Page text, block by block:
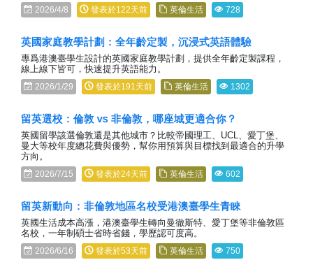
2026/4/8 發表於122天前 英倫生活 728
英國家庭教學計劃：全年齡定製，沉浸式英語體驗
專爲港澳臺學生設計的英國家庭教學計劃，提供全年齡定製課程，
線上線下皆可，快速提升英語能力。
2026/1/29 發表於191天前 英倫生活 1302
留英選校：倫敦 vs 非倫敦，哪座城更適合你？
英國留學該選倫敦還是其他城市？比較帝國理工、UCL、愛丁堡、
曼大等校年度總花費與優勢，幫你用預算與目標找到最適合的升學
方向。
2026/7/15 發表於24天前 英倫生活 602
留英新動向：非倫敦地區名校受港澳臺學生青睞
英國生活成本高漲，港澳臺學生轉向曼徹斯特、愛丁堡等非倫敦區
名校，一年制碩士省時省錢，學歷認可度高。
2026/6/16 發表於53天前 英倫生活 750